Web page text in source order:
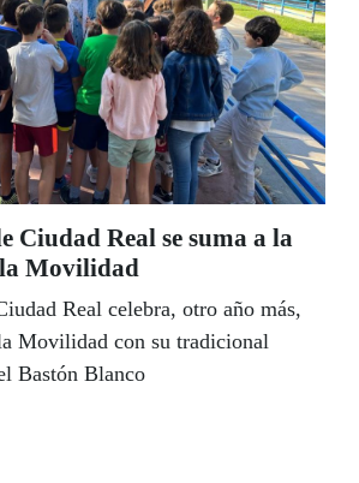
Ciudad Real se suma a la
la Movilidad
Real celebra, otro año más,
Movilidad con su tradicional
Bastón Blanco